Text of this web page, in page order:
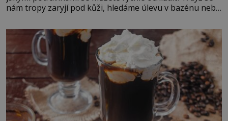
nám tropy zaryjí pod kůži, hledáme úlevu v bazénu nebo
blízkosti. Nemusíte však zoufat. Pokud budete mít
promyšlený jídelníček, žadné pařáky si na vás